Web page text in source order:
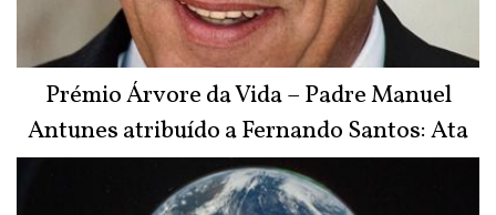
Prémio Árvore da Vida – Padre Manuel
Antunes atribuído a Fernando Santos: Ata
do Júri